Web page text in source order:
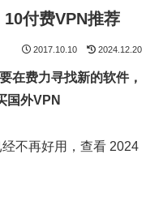
付费VPN推荐
2017.10.10 2024.12.20
在费力寻找新的软件，
国外VPN
不再好用，查看 2024